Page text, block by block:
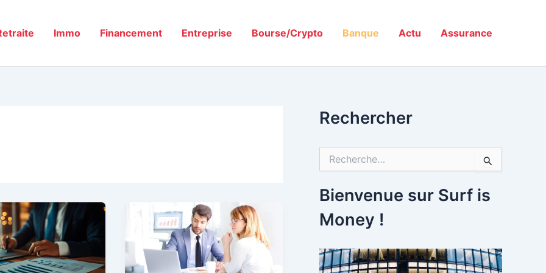
Immo Financement Entreprise Bourse/Crypto Banque Actu Assurance
Rechercher
h
e
r
c
e
r
Bienvenue sur Surf is
Money !